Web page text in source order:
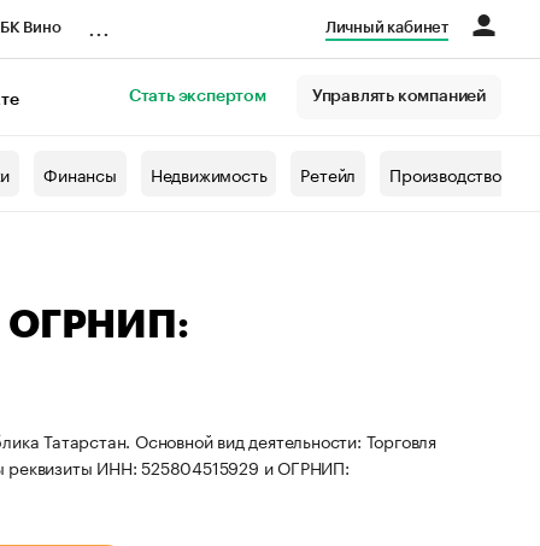
Вино Личный кабинет
Стать экспертом Управлять компанией
Финансы Недвижимость Ретейл Производство
ОГРНИП:
Татарстан. Основной вид деятельности: Торговля
реквизиты ИНН: 525804515929 и ОГРНИП: